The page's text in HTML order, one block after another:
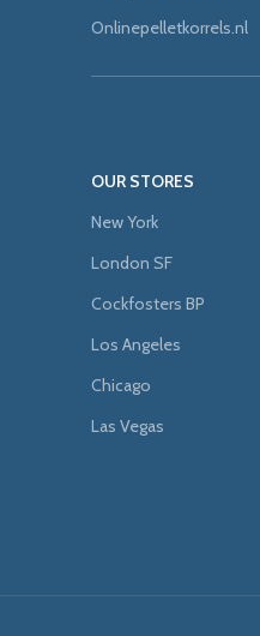
Onlinepelletkorrels.nl
OUR STORES
New York
London SF
Cockfosters BP
Los Angeles
Chicago
Las Vegas